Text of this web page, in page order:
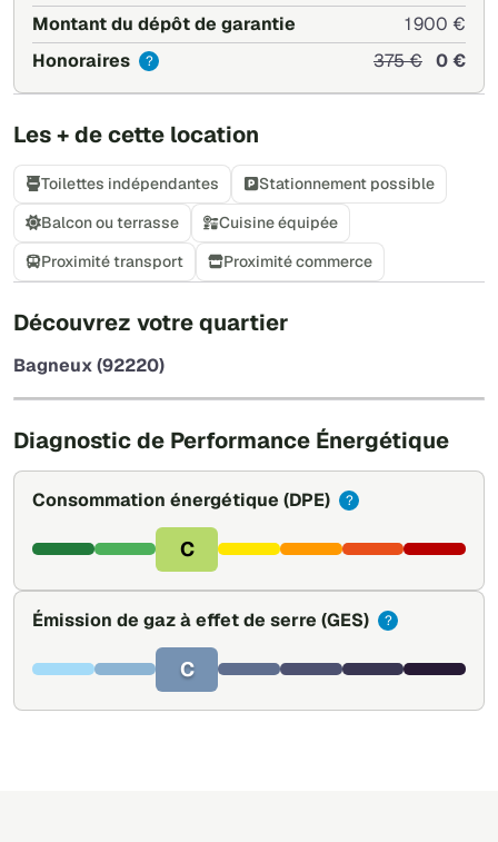
Montant du dépôt de garantie
1 900 €
Honoraires
? 375 € 0 €
Les + de cette location
Toilettes indépendantes
Stationnement possible
Balcon ou terrasse
Cuisine équipée
Proximité transport
Proximité commerce
Découvrez votre quartier
Bagneux (92220)
Diagnostic de Performance Énergétique
Consommation énergétique (DPE) ?
C
Émission de gaz à effet de serre (GES) ?
C